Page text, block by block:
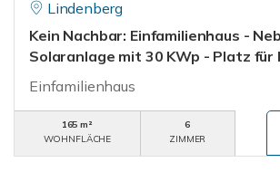
Lindenberg
Kein Nachbar: Einfamilienhaus -
Solaranlage mit 30 KWp - Platz für
Einfamilienhaus
165 m²
WOHNFLÄCHE
6
ZIMMER